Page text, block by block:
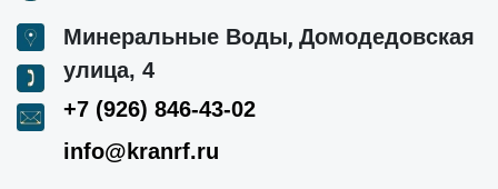
Минеральные Воды, Домодедовская
улица, 4
+7 (926) 846-43-02
info@kranrf.ru